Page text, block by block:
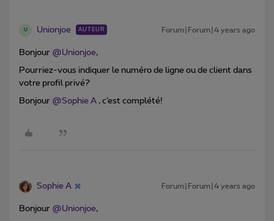
U Unionjoe AUTEUR Forum|Forum|4 years ago
Bonjour @Unionjoe,
Pourriez-vous indiquer le numéro de ligne ou de client dans
votre profil privé?
Bonjour @Sophie A , c’est complété!
Sophie A Forum|Forum|4 years ago
Bonjour @Unionjoe,